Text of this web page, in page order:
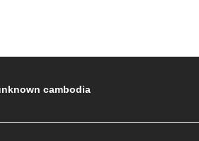
cambodia